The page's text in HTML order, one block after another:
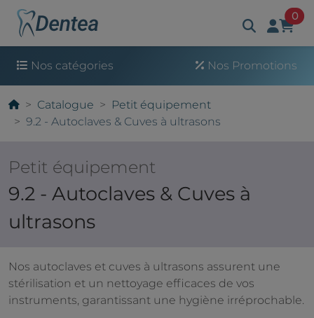
0
Nos catégories Nos Promotions
Catalogue
Petit équipement
9.2 - Autoclaves & Cuves à ultrasons
Petit équipement
9.2 - Autoclaves & Cuves à
ultrasons
Nos autoclaves et cuves à ultrasons assurent une
stérilisation et un nettoyage efficaces de vos
instruments, garantissant une hygiène irréprochable.